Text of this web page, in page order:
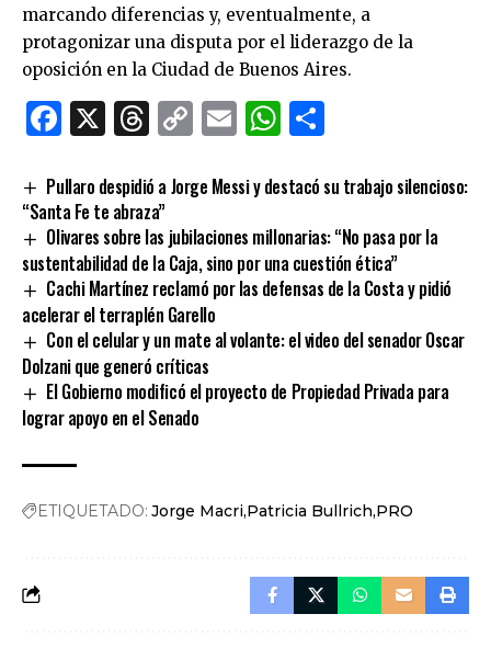
marcando diferencias y, eventualmente, a
protagonizar una disputa por el liderazgo de la
oposición en la Ciudad de Buenos Aires.
Facebook
X Threads
CopyEmailWhatsApp
Pullaro despidió a Jorge Messi y destacó su trabajo silencioso:
“Santa Fe te abraza”
Olivares sobre las jubilaciones millonarias: “No pasa por la
sustentabilidad de la Caja, sino por una cuestión ética”
Cachi Martínez reclamó por las defensas de la Costa y pidió
acelerar el terraplén Garello
Con el celular y un mate al volante: el video del senador Oscar
Dolzani que generó críticas
El Gobierno modificó el proyecto de Propiedad Privada para
lograr apoyo en el Senado
ETIQUETADO: Jorge Macri Patricia Bullrich PRO